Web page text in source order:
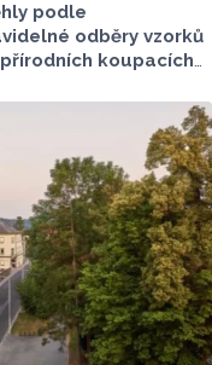
podle
odběry vzorků
koupacích
(KO
Krajskou
(KHS)
se sídlem v Ostravě,